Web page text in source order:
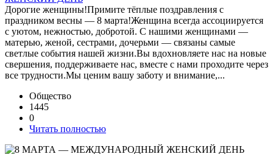
Дорогие женщины!Примите тёплые поздравления с
праздником весны — 8 марта!Женщина всегда ассоциируется
с уютом, нежностью, добротой. С нашими женщинами —
матерью, женой, сестрами, дочерьми — связаны самые
светлые события нашей жизни.Вы вдохновляете нас на новые
свершения, поддерживаете нас, вместе с нами проходите через
все трудности.Мы ценим вашу заботу и внимание,...
Общество
1445
0
Читать полностью